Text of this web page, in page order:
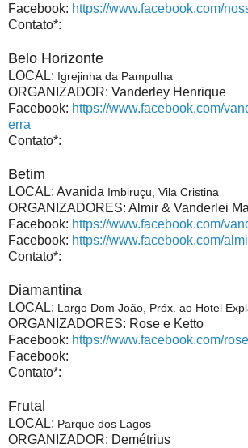
Facebook: https://www.facebook.com/
Contato*:
Belo Horizonte
LOCAL: Igrejinha da Pampulha
ORGANIZADOR: Vanderley Henrique
Facebook: https://www.facebook.com/
erra
Contato*:
Betim
LOCAL: Avanida Imbiruçu, Vila Cristina
ORGANIZADORES: Almir & Vanderlei
Facebook: https://www.facebook.com/
Facebook: https://www.facebook.com/
Contato*:
Diamantina
LOCAL: Largo Dom João, Próx. ao Hotel
ORGANIZADORES: Rose e Ketto
Facebook: https://www.facebook.com/
Facebook:
Contato*:
Frutal
LOCAL: Parque dos Lagos
ORGANIZADOR: Demétrius